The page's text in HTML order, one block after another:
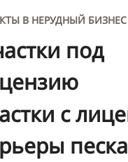
В НЕРУДНЫЙ БИЗНЕС
под
с